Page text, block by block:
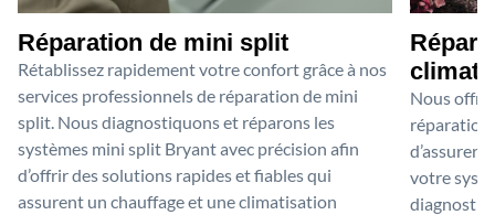
Réparation de mini split
Rétablissez rapidement votre confort grâce à nos
services professionnels de réparation de mini
split. Nous diagnostiquons et réparons les
systèmes mini split Bryant avec précision afin
d’offrir des solutions rapides et fiables qui
assurent un chauffage et une climatisation
Nous
réparation
d’assurer
votre